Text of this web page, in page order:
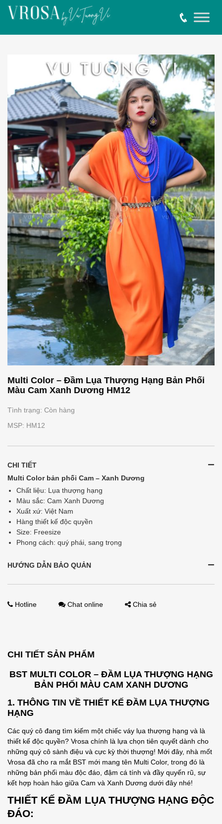
Multi Color – Đầm Lụa Thượng Hạng Bản Phối
Màu Cam Xanh Dương HM12
Tình trạng: Còn hàng
MSP: HM12
CHI TIẾT
Multi Color bản phối Cam – Xanh Dương
Chất liệu: Lụa thượng hạng
Màu sắc: Cam Xanh Dương
Xuất xứ: Việt Nam
Hàng thiết kế độc quyền
Size: Freesize
Phong cách: quý phái, sang trọng
HƯỚNG DẪN BẢO QUẢN
Hotline Chat online Chia sẻ
CHI TIẾT SẢN PHẨM
BST MULTI COLOR – ĐẦM LỤA THƯỢNG HẠNG
BẢN PHỐI MÀU CAM XANH DƯƠNG
1. THÔNG TIN VỀ THIẾT KẾ ĐẦM LỤA THƯỢNG
HẠNG
Các quý cô đang tìm kiếm một chiếc váy lụa thượng hạng và là
thiết kế độc quyền? Vrosa chính là lựa chọn tiên quyết dành cho
những quý cô sành điệu và cực kỳ thời thượng! Mới đây, nhà mốt
Vrosa đã cho ra mắt BST mới mang tên Multi Color, trong đó là
những bản phối màu độc đáo, đậm cá tính và đầy quyến rũ, sự
kết hợp hoàn hảo giữa Cam và Xanh Dương dưới đây nhé!
THIẾT KẾ ĐẦM LỤA THƯỢNG HẠNG ĐỘC
ĐÁO: